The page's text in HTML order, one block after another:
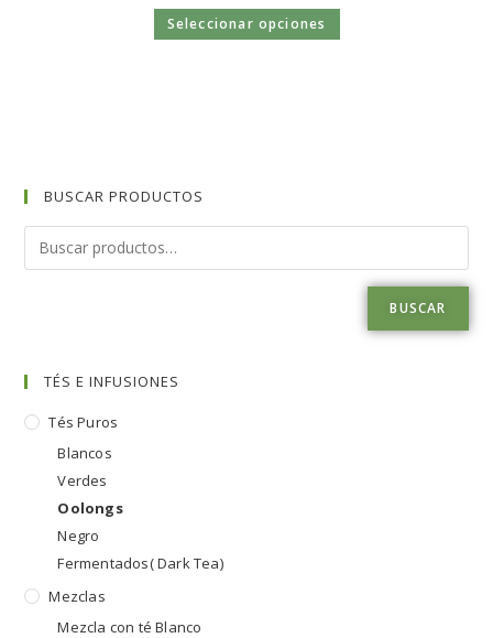
Seleccionar opciones
BUSCAR PRODUCTOS
BUSCAR
TÉS E INFUSIONES
Tés Puros
Blancos
Verdes
Oolongs
Negro
Fermentados( Dark Tea)
Mezclas
Mezcla con té Blanco